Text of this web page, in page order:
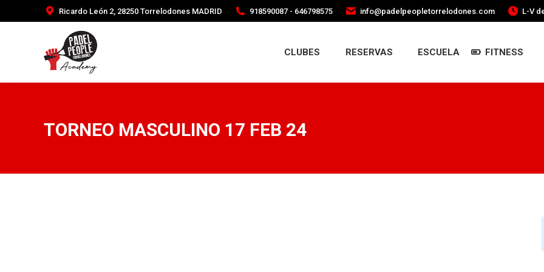
Ricardo León 2, 28250 Torrelodones MADRID 918590087 - 646798575 info@padelpeopletorrelodones.com L-V
CLUBES RESERVAS ESCUELA FITNESS
TORNEO MASCULINO 17 FEB 24